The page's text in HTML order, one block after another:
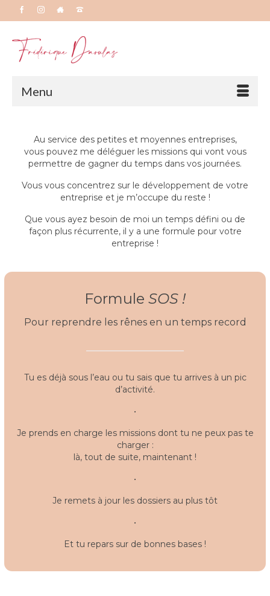
Menu
Au service des petites et moyennes entreprises,
vous pouvez me déléguer les missions qui vont vous
permettre de gagner du temps dans vos journées.
Vous vous concentrez sur le développement de votre
entreprise et je m’occupe du reste !
Que vous ayez besoin de moi un temps défini ou de
façon plus récurrente, il y a une formule pour votre
entreprise !
Formule SOS !
Pour reprendre les rênes en un temps record
Tu es déjà sous l’eau ou tu sais que tu arrives à un pic
d’activité.
•
Je prends en charge les missions dont tu ne peux pas te
charger :
là, tout de suite, maintenant !
•
Je remets à jour les dossiers au plus tôt
•
Et tu repars sur de bonnes bases !